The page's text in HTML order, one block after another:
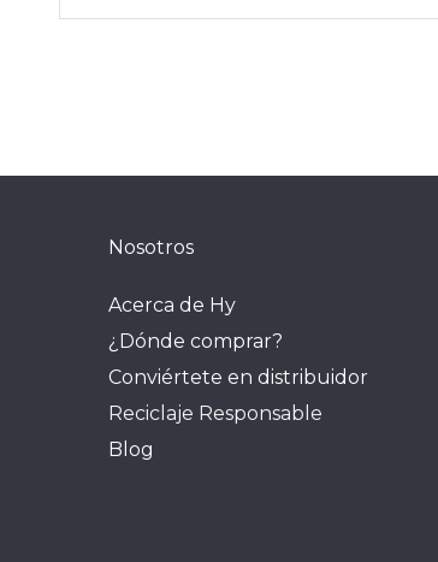
Nosotros
Acerca de Hy
¿Dónde comprar?
Conviértete en distribuidor
Reciclaje Responsable
Blog